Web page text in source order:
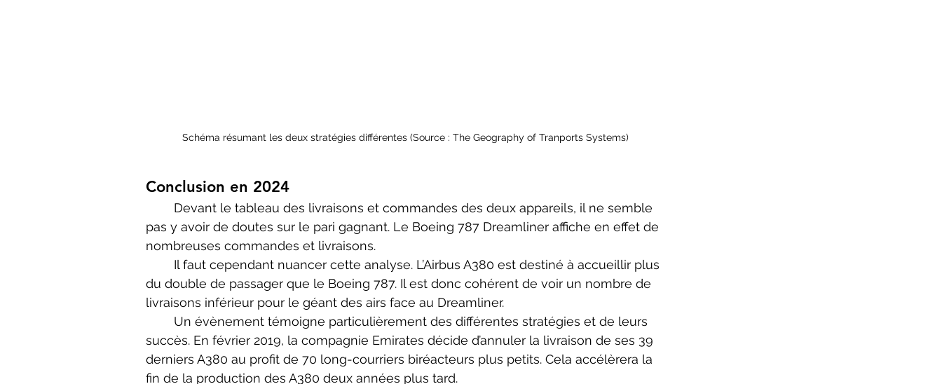
Schéma résumant les deux stratégies différentes (Source : The Geography of Tranports Systems)
Conclusion en 2024
pas y avoir de doutes sur le pari gagnant. Le Boeing 787 Dreamliner affiche en effet de
nombreuses commandes et livraisons.
du double de passager que le Boeing 787. Il est donc cohérent de voir un nombre de
livraisons inférieur pour le géant des airs face au Dreamliner.
succès. En février 2019, la compagnie Emirates décide d’annuler la livraison de ses 39
derniers A380 au profit de 70 long-courriers biréacteurs plus petits. Cela accélèrera la
fin de la production des A380 deux années plus tard.